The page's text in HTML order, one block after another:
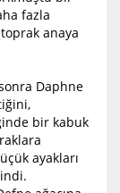
fazla
toprak anaya
Daphne
bir kabuk
ayakları